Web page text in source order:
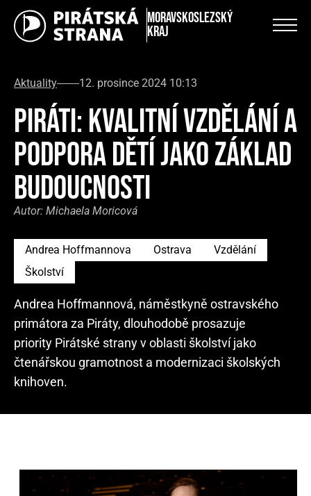
Moravskoslezský
kraj
Aktuality 12. prosince 2024 10:13
PIRÁTI: KVALITNÍ VZDĚLÁNÍ A
PODPORA DĚTÍ JAKO ZÁKLAD
BUDOUCNOSTI
Autor: Michaela Moricová
Andrea Hoffmannova Ostrava
Vzdělání
Školství
Andrea Hoffmannová, náměstkyně ostravského
primátora za Piráty, dlouhodobě prosazuje
priority Pirátské strany v oblasti školství jako
čtenářskou gramotnost a modernizaci školských
knihoven.